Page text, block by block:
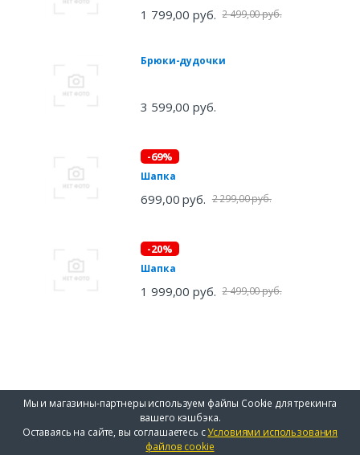
1 799,00 руб. 2 499,00 руб.
Брюки-дудочки
3 599,00 руб.
-69%
Шапка
699,00 руб. 2 299,00 руб.
-20%
Шапка
1 999,00 руб. 2 499,00 руб.
Мы и магазины-партнеры используем файлы Cookie для трекинга
вашего кэшбэка.
Оставаясь на сайте, вы соглашаетесь сУсловиями использования
файлов cookie